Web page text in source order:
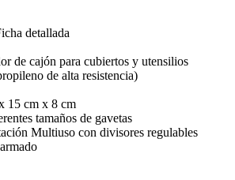
detallada
de cajón para cubiertos y utensilios
de alta resistencia)
15 cm x 8 cm
tamaños de gavetas
Multiuso con divisores regulables